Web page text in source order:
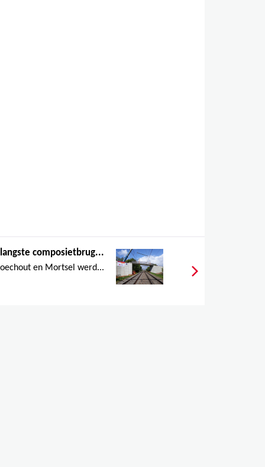
composietbrug...
en Mortsel werd...